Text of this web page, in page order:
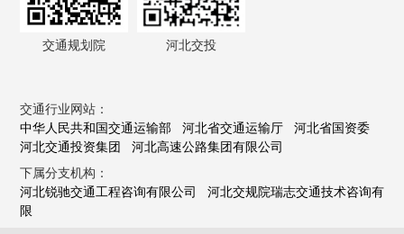
交通规划院 河北交投
交通行业网站：
中华人民共和国交通运输部
河北省交通运输厅
河北省国资委
河北交通投资集团
河北高速公路集团有限公司
下属分支机构：
河北锐驰交通工程咨询有限公司
河北交规院瑞志交通技术咨询有
限